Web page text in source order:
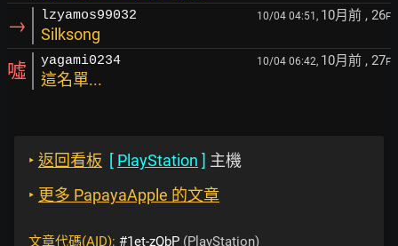
→ lzyamos99032 10/04 04:51, 10月前 , 26F
Silksong
噓 yagami0234 10/04 06:42, 10月前 , 27F
這名單...
‣ 返回看板 [ PlayStation ] 主機
‣ 更多 PapayaApple 的文章
文章代碼(AID): #1et-zQbP (PlayStation)